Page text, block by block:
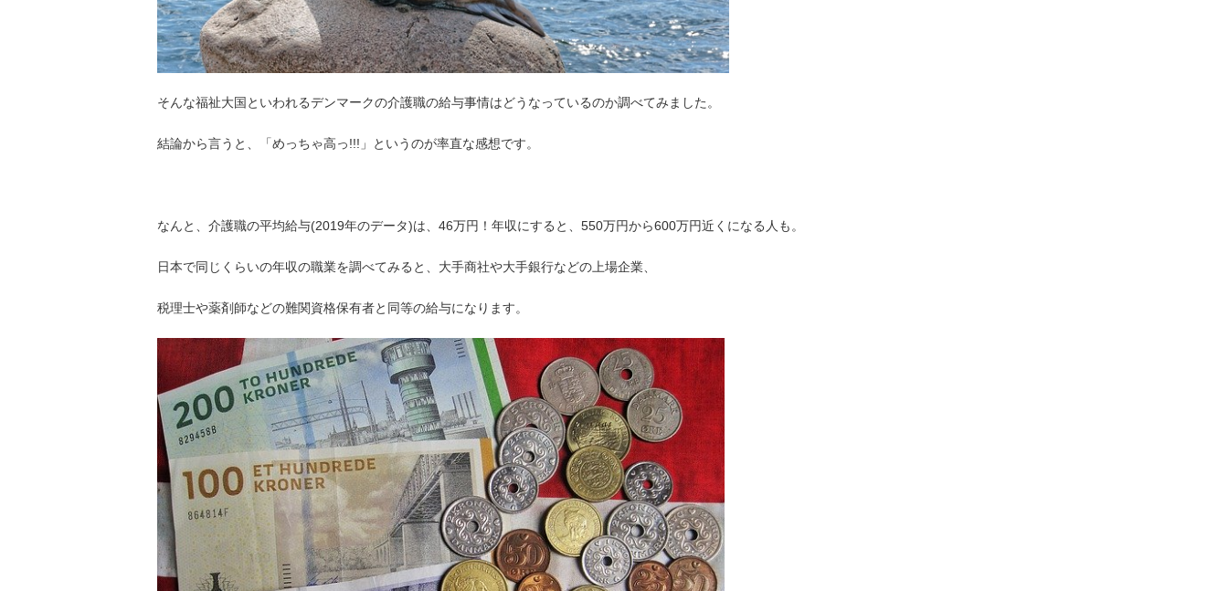
そんな福祉大国といわれるデンマークの介護職の給与事情はどうなっているのか調べてみました。
結論から言うと、「めっちゃ高っ!!!」というのが率直な感想です。
なんと、介護職の平均給与(2019年のデータ)は、46万円！年収にすると、550万円から600万円近くになる人も。
日本で同じくらいの年収の職業を調べてみると、大手商社や大手銀行などの上場企業、
税理士や薬剤師などの難関資格保有者と同等の給与になります。